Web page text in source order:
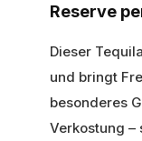
Reserve
Dieser
und bringt
besonderes
Verkostung –